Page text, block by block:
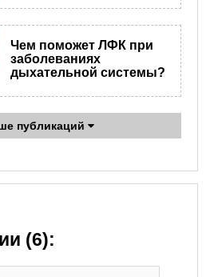
Чем поможет ЛФК при
заболеваниях
дыхательной системы?
публикаций
(6):